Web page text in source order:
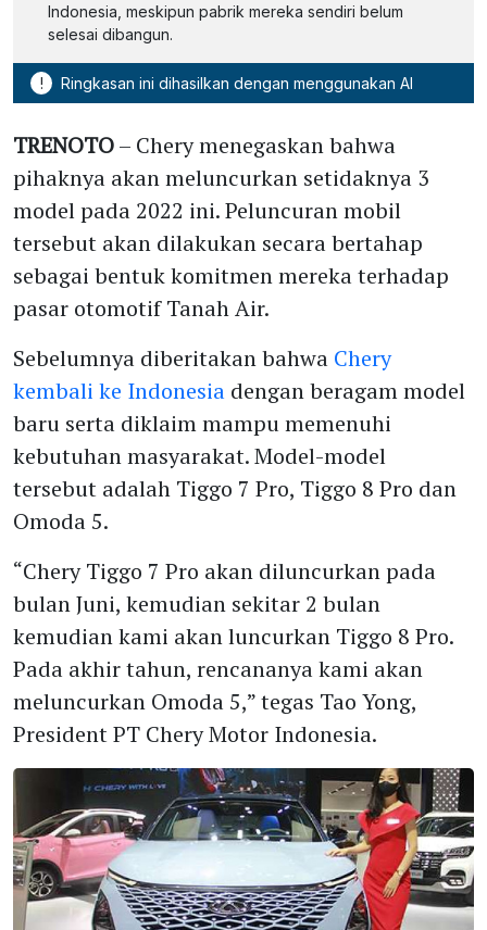
Indonesia, meskipun pabrik mereka sendiri belum
selesai dibangun.
! Ringkasan ini dihasilkan dengan menggunakan AI
TRENOTO– Chery menegaskan bahwa
pihaknya akan meluncurkan setidaknya 3
model pada 2022 ini. Peluncuran mobil
tersebut akan dilakukan secara bertahap
sebagai bentuk komitmen mereka terhadap
pasar otomotif Tanah Air.
Sebelumnya diberitakan bahwa Chery
kembali ke Indonesia dengan beragam model
baru serta diklaim mampu memenuhi
kebutuhan masyarakat. Model-model
tersebut adalah Tiggo 7 Pro, Tiggo 8 Pro dan
Omoda 5.
“Chery Tiggo 7 Pro akan diluncurkan pada
bulan Juni, kemudian sekitar 2 bulan
kemudian kami akan luncurkan Tiggo 8 Pro.
Pada akhir tahun, rencananya kami akan
meluncurkan Omoda 5,” tegas Tao Yong,
President PT Chery Motor Indonesia.